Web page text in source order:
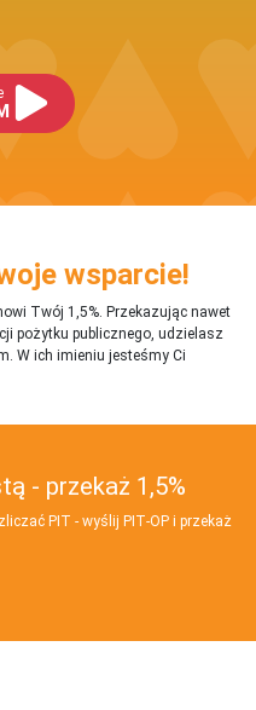
wsparcie!
Twój 1,5%. Przekazując nawet
pożytku publicznego, udzielasz
W ich imieniu jesteśmy Ci
- przekaż 1,5%
PIT - wyślij PIT‑OP i przekaż